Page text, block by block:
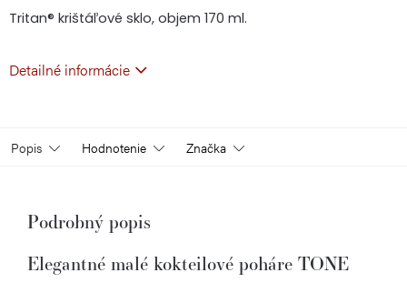
Tritan® krištáľové sklo, objem 170 ml.
Detailné informácie
Popis Hodnotenie Značka
Podrobný popis
Elegantné malé kokteilové poháre TONE